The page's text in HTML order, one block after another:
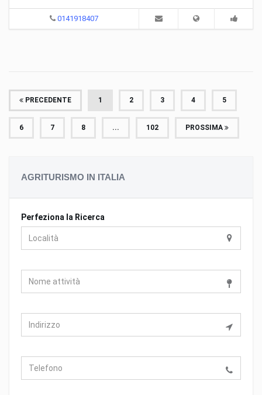
0141918407
PRECEDENTE 1 2 3 4 5
6 7 8 ... 102 PROSSIMA
AGRITURISMO IN ITALIA
Perfeziona la Ricerca